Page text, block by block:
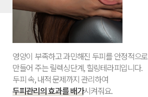
영양이 부족하고 과민해진 두피를 안정적으로
만들어 주는 릴렉싱단계, 힐링테라피입니다.
두피 속, 내적 문제까지 관리하여
두피관리의 효과를 배가시켜줘요.